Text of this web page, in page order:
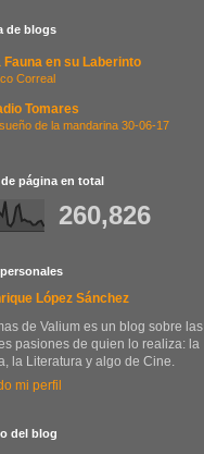
de blogs
Fauna en su Laberinto
Correal
Tomares
de la mandarina 30-06-17
página en total
260,826
López Sánchez
de Valium es un blog sobre las
pasiones de quien lo realiza: la
la Literatura y algo de Cine.
mi perfil
del blog